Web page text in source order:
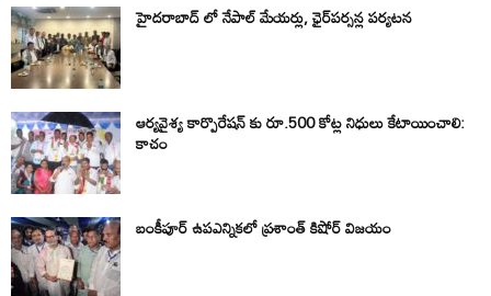
హైదరాబాద్ లో నేపాల్ మేయర్లు, ఛైర్‌పర్సన్ల పర్యటన
ఆర్యవైశ్య కార్పొరేషన్ కు రూ.500 కోట్ల నిధులు కేటాయించాలి:
కాచం
బంకీపూర్ ఉపఎన్నికలో ప్రశాంత్ కిషోర్ విజయం